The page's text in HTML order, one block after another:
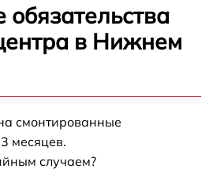
в Нижнем
смонтированные
месяцев.
случаем?